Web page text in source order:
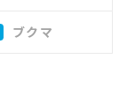
ブクマ